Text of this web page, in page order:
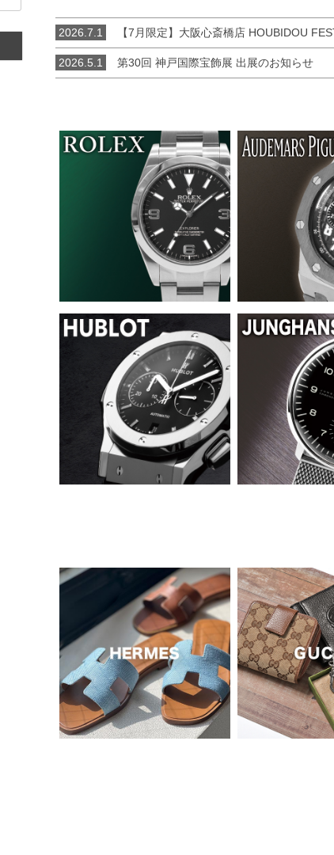
2026.7.1 【7月限定】大阪心斎橋店 HOUBIDOU
2026.5.1 第30回 神戸国際宝飾展 出展のお知らせ